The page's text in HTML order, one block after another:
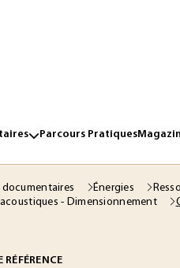
Parcours Pratiques
documentaires Énergies
- Dimensionnement